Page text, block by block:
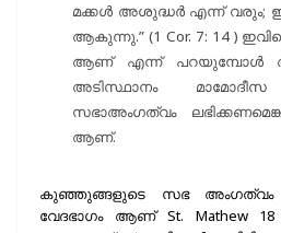
മക്കൾ അശുദ്ധർ എന്ന് വരും;
ആകുന്നു.” (1 Cor. 7: 14 )
ആണ് എന്ന് പറയുമ്പോൾ
അടിസ്ഥാനം
സഭാഅംഗത്വം
ആണ്.
കുഞ്ഞുങ്ങളുടെ സഭ അംഗത്വം
വേദഭാഗം ആണ് St. Mathew